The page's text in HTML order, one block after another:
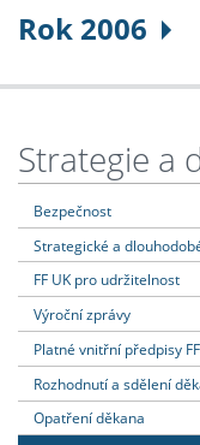
Rok 2006
Strategie a
Bezpečnost
Strategické a
FF UK pro udržitelnost
Výroční zprávy
Platné vnitřní předpisy
Rozhodnutí a sdělení
Opatření děkana